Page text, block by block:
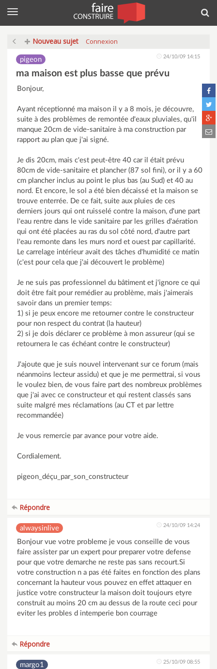
Menu
Nouveau sujet Connexion
pigeon 24/10/09 14:15
ma maison est plus basse que prévu
Bonjour,
Ayant réceptionné ma maison il y a 8 mois, je découvre,
suite à des problèmes de remontée d'eaux pluviales, qu'il
manque 20cm de vide-sanitaire à ma construction par
rapport au plan que j'ai signé.
Je dis 20cm, mais c'est peut-être 40 car il était prévu
80cm de vide-sanitaire et plancher (87 sol fini), or il y a 60
cm plancher inclus au point le plus bas (au Sud) et 40 au
nord. Et encore, le sol a été bien décaissé et la maison se
trouve enterrée. De ce fait, suite aux pluies de ces
derniers jours qui ont ruisselé contre la maison, d'une part
l'eau rentre dans le vide sanitaire par les grilles d'aération
qui ont été placées au ras du sol côté nord, d'autre part
l'eau remonte dans les murs nord et ouest par capillarité.
Le carrelage intérieur avait des tâches d'humidité ce matin
(c'est pour cela que j'ai découvert le problème)
Je ne suis pas professionnel du bâtiment et j'ignore ce qui
doit être fait pour remédier au problème, mais j'aimerais
savoir dans un premier temps:
1) si je peux encore me retourner contre le constructeur
pour non respect du contrat (la hauteur)
2) si je dois déclarer ce problème à mon assureur (qui se
retournera le cas échéant contre le constructeur)
J'ajoute que je suis nouvel intervenant sur ce forum (mais
néanmoins lecteur assidu) et que je me permettrai, si vous
le voulez bien, de vous faire part des nombreux problèmes
que j'ai avec ce constructeur et qui restent classés sans
suite malgré mes réclamations (au CT et par lettre
recommandée)
Je vous remercie par avance pour votre aide.
Cordialement.
pigeon_déçu_par_son_constructeur
Répondre
alwaysinlive 24/10/09 14:24
Bonjour vue votre probleme je vous conseille de vous
faire assister par un expert pour preparer votre defense
pour que votre demarche ne reste pas sans recourt.Si
votre construction n a pas été faites en fonction des plans
concernant la hauteur vous pouvez en effet attaquer en
justice votre constructeur la maison doit toujours etyre
construit au moins 20 cm au dessus de la route ceci pour
eviter les probles d intemperie bon courrage
Répondre
margo1 25/10/09 08:55